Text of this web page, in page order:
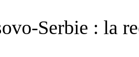
Serbie : la